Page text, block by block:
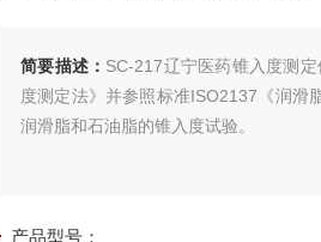
简要描述： SC-217辽宁医药锥入度测
度测定法》并参照标准ISO2137《润滑
润滑脂和石油脂的锥入度试验。
产品型号：